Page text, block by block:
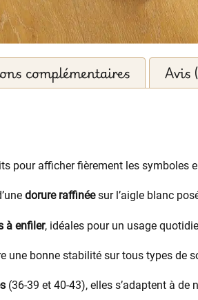
complémentaires Avis
pour afficher fièrement les symboles
dorure raffinéesur l’aigle blanc
à enfiler, idéales pour un usage
une bonne stabilité sur tous types de
(36-39 et 40-43), elles s’adaptent à